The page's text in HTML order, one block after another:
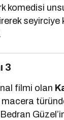
komedisi
seyirciye
3
filmi olan
Bedran